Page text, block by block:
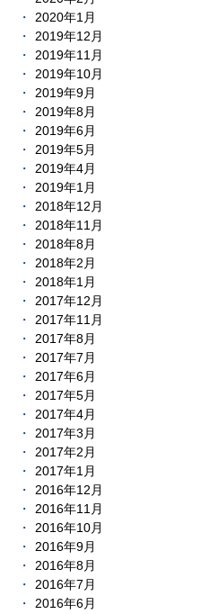
2020年1月
2019年12月
2019年11月
2019年10月
2019年9月
2019年8月
2019年6月
2019年5月
2019年4月
2019年1月
2018年12月
2018年11月
2018年8月
2018年2月
2018年1月
2017年12月
2017年11月
2017年8月
2017年7月
2017年6月
2017年5月
2017年4月
2017年3月
2017年2月
2017年1月
2016年12月
2016年11月
2016年10月
2016年9月
2016年8月
2016年7月
2016年6月